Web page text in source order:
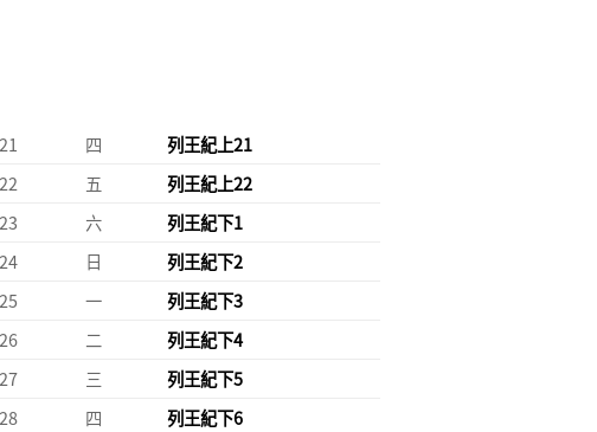
21 四
列王紀上21
22 五
列王紀上22
23 六
列王紀下1
24 日
列王紀下2
25 一
列王紀下3
26 二
列王紀下4
27 三
列王紀下5
28 四
列王紀下6